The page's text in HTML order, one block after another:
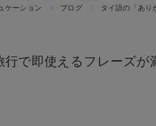
タイ語／留学
タイ語／翻訳・通訳
ケーション ブログ タイ語の「あ
で即使えるフレーズが